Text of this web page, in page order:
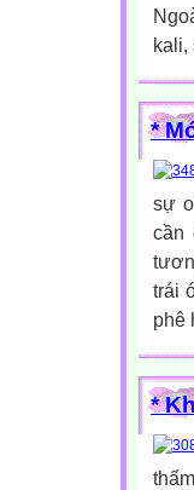
kali,
*
sự
cần
trái
phê
*